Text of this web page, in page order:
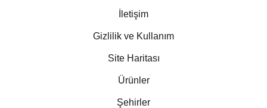
İletişim
Gizlilik ve Kullanım
Site Haritası
Ürünler
Şehirler